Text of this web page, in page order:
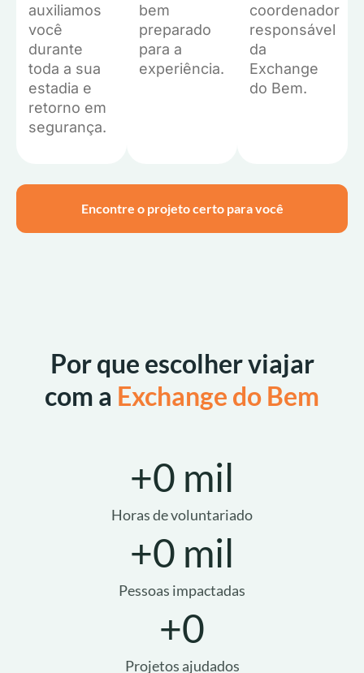
auxiliamos
você
durante
toda a sua
estadia e
retorno em
segurança.
bem
preparado
para a
experiência.
coordenador
responsável
da
Exchange
do Bem.
Encontre o projeto certo para você
Por que escolher viajar
com a Exchange do Bem
Horas de voluntariado
+0 mil
Pessoas impactadas
+0 mil
Projetos ajudados
+0